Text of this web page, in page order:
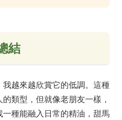
結
越來越欣賞它的低調。這種
類型，但就像老朋友一樣，
種能融入日常的精油，甜馬